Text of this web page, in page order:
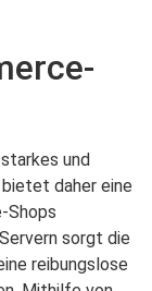
und
bietet daher eine
Shops
sorgt die
reibungslose